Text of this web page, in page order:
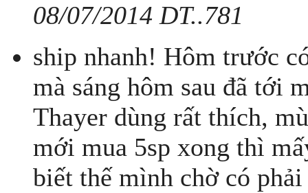
08/07/2014 DT..781
ship nhanh! Hôm trước
mà sáng hôm sau đã tới
Thayer dùng rất thích,
mới mua 5sp xong thì
biết thế mình chờ có